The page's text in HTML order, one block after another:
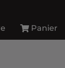
Panier